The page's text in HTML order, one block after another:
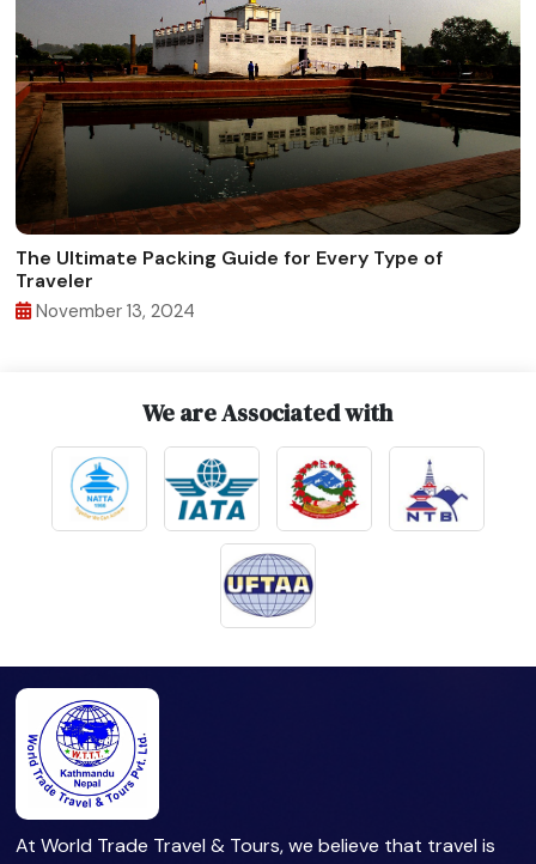
The Ultimate Packing Guide for Every Type of
Traveler
November 13, 2024
We are Associated with
At World Trade Travel & Tours, we believe that travel is